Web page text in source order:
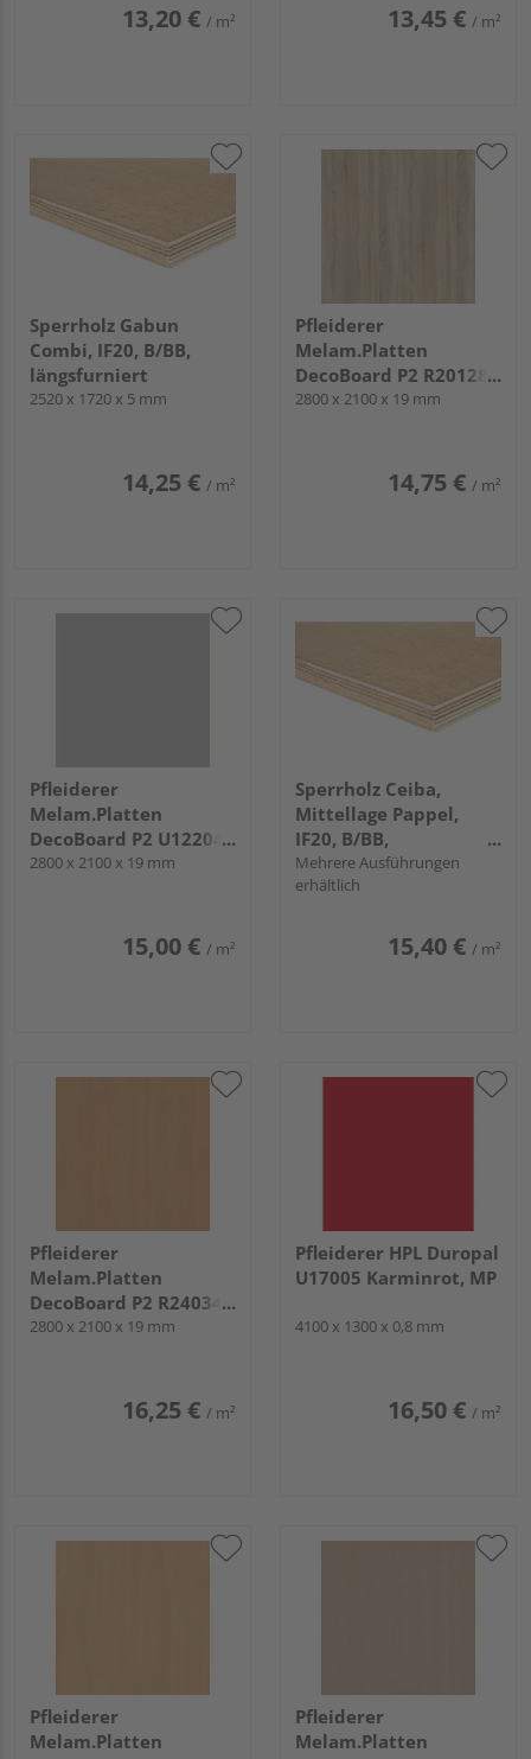
13,20 € / m² 13,45 € / m²
Sperrholz Gabun
Combi, IF20, B/BB,
längsfurniert
2520 x 1720 x 5 mm
14,25 € / m²
Pfleiderer
Melam.Platten
DecoBoard P2 R20128
Sonoma Eiche hell, RU
2800 x 2100 x 19 mm
14,75 € / m²
Pfleiderer
Melam.Platten
DecoBoard P2 U12204
Manhattan, SD
2800 x 2100 x 19 mm
15,00 € / m²
Sperrholz Ceiba,
Mittellage Pappel,
IF20, B/BB,
längsfurniert
Mehrere Ausführungen
erhältlich
15,40 € / m²
Pfleiderer
Melam.Platten
DecoBoard P2 R24034
Buche gedämpft, VV
2800 x 2100 x 19 mm
16,25 € / m²
Pfleiderer HPL Duropal
U17005 Karminrot, MP
4100 x 1300 x 0,8 mm
16,50 € / m²
Pfleiderer
Melam.Platten
Pfleiderer
Melam.Platten